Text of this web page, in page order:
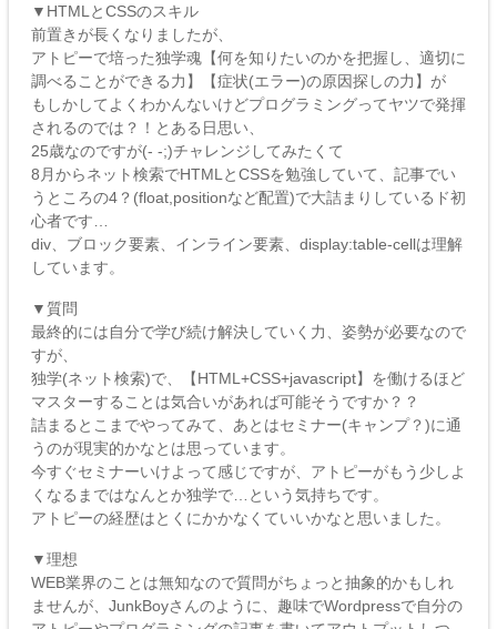
▼HTMLとCSSのスキル
前置きが長くなりましたが、
アトピーで培った独学魂【何を知りたいのかを把握し、適切に
調べることができる力】【症状(エラー)の原因探しの力】が
もしかしてよくわかんないけどプログラミングってヤツで発揮
されるのでは？！とある日思い、
25歳なのですが(- -;)チャレンジしてみたくて
8月からネット検索でHTMLとCSSを勉強していて、記事でい
うところの4？(float,positionなど配置)で大詰まりしているド初
心者です…
div、ブロック要素、インライン要素、display:table-cellは理解
しています。
▼質問
最終的には自分で学び続け解決していく力、姿勢が必要なので
すが、
独学(ネット検索)で、【HTML+CSS+javascript】を働けるほど
マスターすることは気合いがあれば可能そうですか？？
詰まるとこまでやってみて、あとはセミナー(キャンプ？)に通
うのが現実的かなとは思っています。
今すぐセミナーいけよって感じですが、アトピーがもう少しよ
くなるまではなんとか独学で…という気持ちです。
アトピーの経歴はとくにかかなくていいかなと思いました。
▼理想
WEB業界のことは無知なので質問がちょっと抽象的かもしれ
ませんが、JunkBoyさんのように、趣味でWordpressで自分の